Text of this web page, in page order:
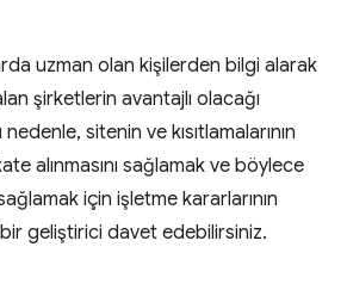
uzman olan kişilerden bilgi alarak
şirketlerin avantajlı olacağı
sitenin ve kısıtlamalarının
alınmasını sağlamak ve böylece
için işletme kararlarının
bir geliştirici davet edebilirsiniz.